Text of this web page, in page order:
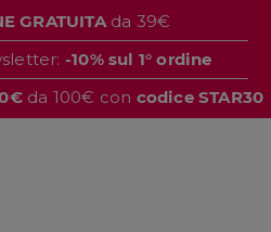
GRATUITAda 39€
-10% sul 1° ordine
da 100€ con codice STAR30
CHIUDI CHIUDI